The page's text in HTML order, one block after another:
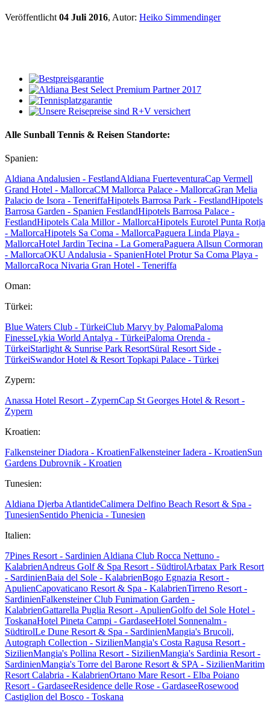
Veröffentlicht 04 Juli 2016, Autor: Heiko Simmendinger
Alle Sunball Tennis & Reisen Standorte:
Spanien:
Aldiana Andalusien - FestlandAldiana FuerteventuraCap Vermell
Grand Hotel - MallorcaCM Mallorca Palace - MallorcaGran Melia
Palacio de Isora - TeneriffaHipotels Barrosa Park - FestlandHipotels
Barrosa Garden - Spanien FestlandHipotels Barrosa Palace -
FestlandHipotels Cala Millor - MallorcaHipotels Eurotel Punta Rotja
- MallorcaHipotels Sa Coma - MallorcaPaguera Linda Playa -
MallorcaHotel Jardin Tecina - La GomeraPaguera Allsun Cormoran
- MallorcaOKU Andalusia - SpanienHotel Protur Sa Coma Playa -
MallorcaRoca Nivaria Gran Hotel - Teneriffa
Oman:
Türkei:
Blue Waters Club - TürkeiClub Marvy by PalomaPaloma
FinesseLykia World Antalya - TürkeiPaloma Orenda -
TürkeiStarlight & Sunrise Park ResortSüral Resort Side -
TürkeiSwandor Hotel & Resort Topkapi Palace - Türkei
Zypern:
Anassa Hotel Resort - ZypernCap St Georges Hotel & Resort -
Zypern
Kroatien:
Falkensteiner Diadora - KroatienFalkensteiner Iadera - KroatienSun
Gardens Dubrovnik - Kroatien
Tunesien:
Aldiana Djerba AtlantideCalimera Delfino Beach Resort & Spa -
TunesienSentido Phenicia - Tunesien
Italien:
7Pines Resort - Sardinien Aldiana Club Rocca Nettuno -
KalabrienAndreus Golf & Spa Resort - SüdtirolArbatax Park Resort
- SardinienBaia del Sole - KalabrienBogo Egnazia Resort -
ApulienCapovaticano Resort & Spa - KalabrienTirreno Resort -
SardinienFalkensteiner Club Funimation Garden -
KalabrienGattarella Puglia Resort - ApulienGolfo del Sole Hotel -
ToskanaHotel Pineta Campi - GardaseeHotel Sonnenalm -
SüdtirolLe Dune Resort & Spa - SardinienMangia's Brucoli,
Autograph Collection - SizilienMangia's Costa Ragusa Resort -
SizilienMangia's Pollina Resort - SizilienMangia's Sardinia Resort -
SardinienMangia's Torre del Barone Resort & SPA - SizilienMaritim
Resort Calabria - KalabrienOrtano Mare Resort - Elba Poiano
Resort - GardaseeResidence delle Rose - GardaseeRosewood
Castiglion del Bosco - Toskana